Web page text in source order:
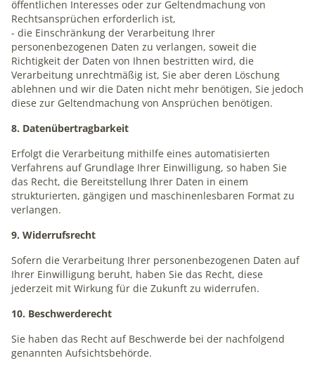
öffentlichen Interesses oder zur Geltendmachung von
Rechtsansprüchen erforderlich ist,
- die Einschränkung der Verarbeitung Ihrer
personenbezogenen Daten zu verlangen, soweit die
Richtigkeit der Daten von Ihnen bestritten wird, die
Verarbeitung unrechtmäßig ist, Sie aber deren Löschung
ablehnen und wir die Daten nicht mehr benötigen, Sie jedoch
diese zur Geltendmachung von Ansprüchen benötigen.
8. Datenübertragbarkeit
Erfolgt die Verarbeitung mithilfe eines automatisierten
Verfahrens auf Grundlage Ihrer Einwilligung, so haben Sie
das Recht, die Bereitstellung Ihrer Daten in einem
strukturierten, gängigen und maschinenlesbaren Format zu
verlangen.
9. Widerrufsrecht
Sofern die Verarbeitung Ihrer personenbezogenen Daten auf
Ihrer Einwilligung beruht, haben Sie das Recht, diese
jederzeit mit Wirkung für die Zukunft zu widerrufen.
10. Beschwerderecht
Sie haben das Recht auf Beschwerde bei der nachfolgend
genannten Aufsichtsbehörde.